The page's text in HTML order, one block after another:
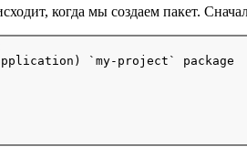
когда мы создаем пакет.
`my-project` package